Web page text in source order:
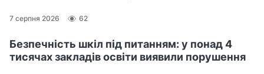
7 серпня 2026 62
Безпечність шкіл під питанням: у понад 4
тисячах закладів освіти виявили порушення